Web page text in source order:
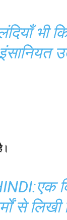
भी
से लिखी